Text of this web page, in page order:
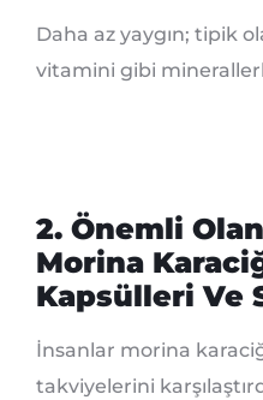
Daha az yaygın; tipik
vitamini gibi
2. Önemli
Morina
Kapsülleri Ve
İnsanlar morina
takviyelerini